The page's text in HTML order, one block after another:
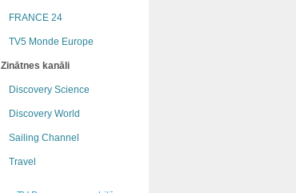
FRANCE 24
TV5 Monde Europe
Zinātnes kanāli
Discovery Science
Discovery World
Sailing Channel
Travel